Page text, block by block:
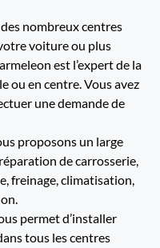
nombreux centres
voiture ou plus
est l’expert de la
ou en centre. Vous avez
une demande de
proposons un large
de carrosserie,
freinage, climatisation,
permet d’installer
tous les centres